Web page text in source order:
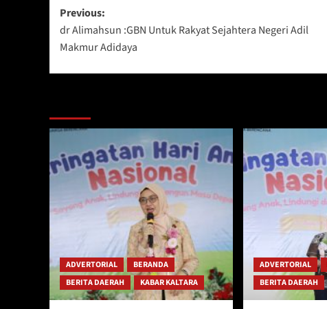
Post
navigation
Previous:
dr Alimahsun :GBN Untuk Rakyat Sejahtera Negeri Adil
Makmur Adidaya
ADVERTORIAL
BERANDA
BERITA DAERAH
KABAR KALTARA
ADVERTORIAL
BERITA DAERAH